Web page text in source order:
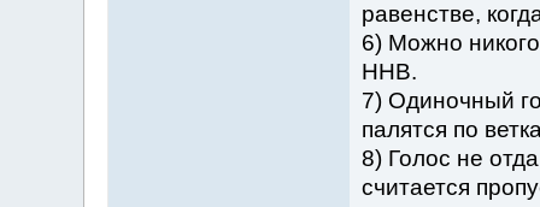
равенстве,
6) Можно
ННВ.
7) Одиночный
палятся по
8) Голос не
считается